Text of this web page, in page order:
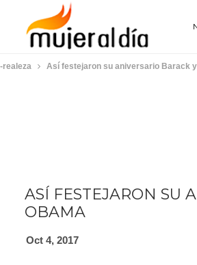
realeza Así festejaron su aniversario Barack
ASÍ FESTEJARON SU
OBAMA
Oct 4, 2017